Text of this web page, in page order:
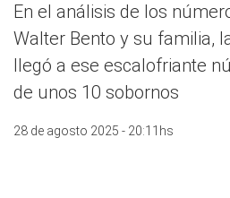
En el análisis de los
Walter Bento y su familia,
llegó a ese escalofriante
de unos 10 sobornos
28 de agosto 2025 - 20:11hs